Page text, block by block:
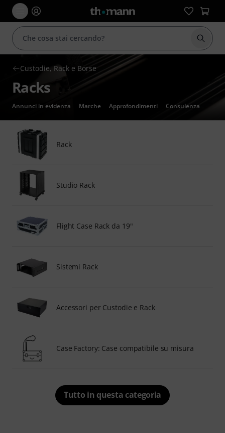
Custodie, Rack e Borse
Racks
Annunci in evidenza Marche Approfondimenti Consulenza
Rack
Studio Rack
Flight Case Rack da 19"
Sistemi Rack
Accessori per Custodie e Rack
Case Factory: Case compatibile su misura
Tutto in questa categoria